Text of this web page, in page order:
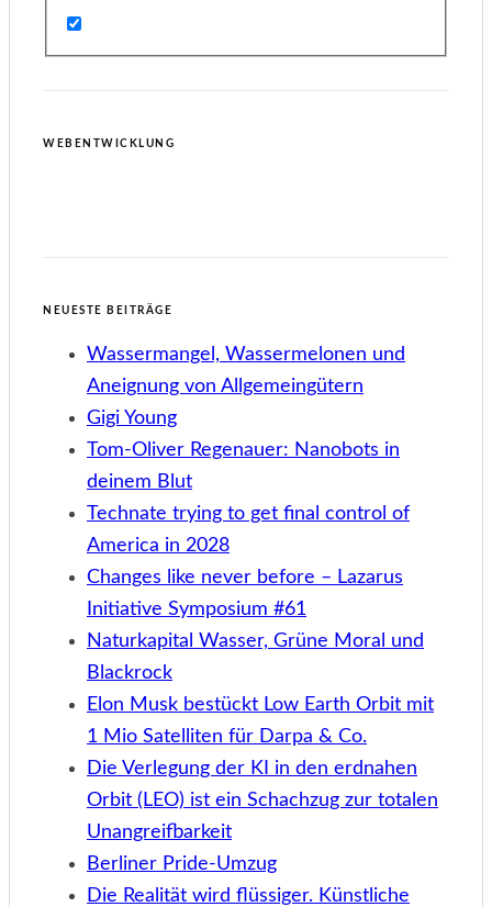
WEBENTWICKLUNG
NEUESTE BEITRÄGE
Wassermangel, Wassermelonen und
Aneignung von Allgemeingütern
Gigi Young
Tom-Oliver Regenauer: Nanobots in
deinem Blut
Technate trying to get final control of
America in 2028
Changes like never before – Lazarus
Initiative Symposium #61
Naturkapital Wasser, Grüne Moral und
Blackrock
Elon Musk bestückt Low Earth Orbit mit
1 Mio Satelliten für Darpa & Co.
Die Verlegung der KI in den erdnahen
Orbit (LEO) ist ein Schachzug zur totalen
Unangreifbarkeit
Berliner Pride-Umzug
Die Realität wird flüssiger. Künstliche